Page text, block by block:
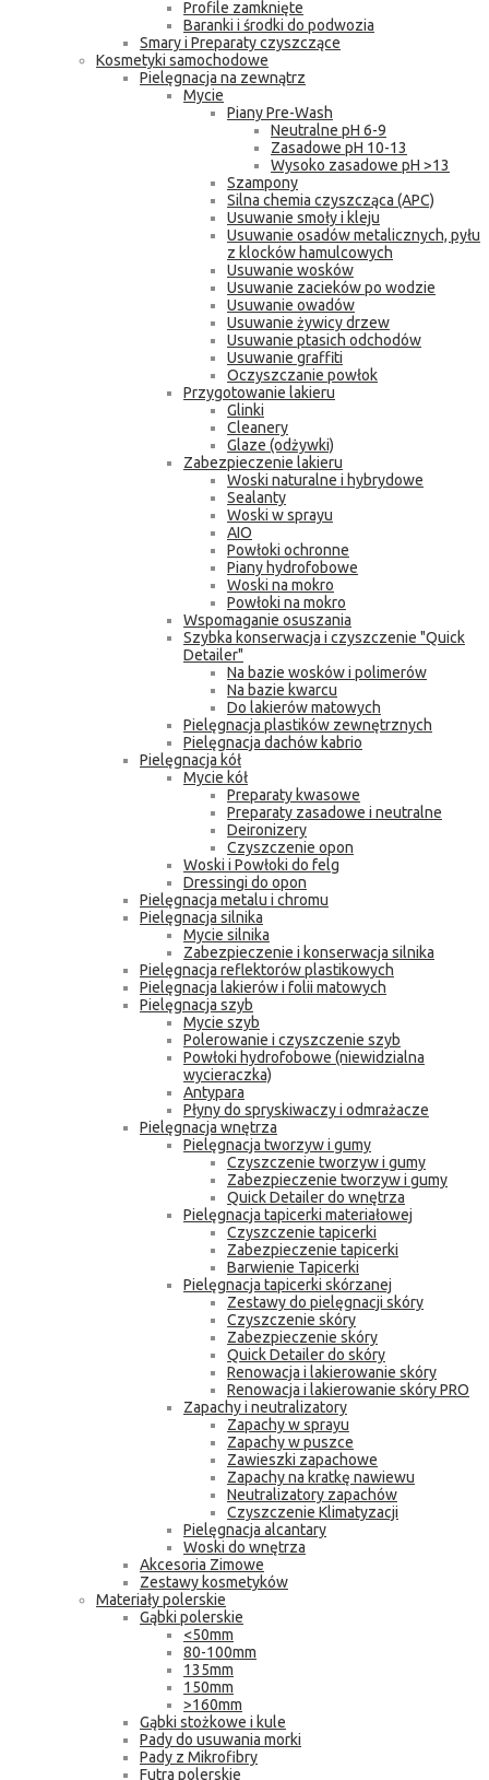
Profile zamknięte
Baranki i środki do podwozia
Smary i Preparaty czyszczące
Kosmetyki samochodowe
Pielęgnacja na zewnątrz
Mycie
Piany Pre-Wash
Neutralne pH 6-9
Zasadowe pH 10-13
Wysoko zasadowe pH >13
Szampony
Silna chemia czyszcząca (APC)
Usuwanie smoły i kleju
Usuwanie osadów metalicznych, pyłu
z klocków hamulcowych
Usuwanie wosków
Usuwanie zacieków po wodzie
Usuwanie owadów
Usuwanie żywicy drzew
Usuwanie ptasich odchodów
Usuwanie graffiti
Oczyszczanie powłok
Przygotowanie lakieru
Glinki
Cleanery
Glaze (odżywki)
Zabezpieczenie lakieru
Woski naturalne i hybrydowe
Sealanty
Woski w sprayu
AIO
Powłoki ochronne
Piany hydrofobowe
Woski na mokro
Powłoki na mokro
Wspomaganie osuszania
Szybka konserwacja i czyszczenie "Quick
Detailer"
Na bazie wosków i polimerów
Na bazie kwarcu
Do lakierów matowych
Pielęgnacja plastików zewnętrznych
Pielęgnacja dachów kabrio
Pielęgnacja kół
Mycie kół
Preparaty kwasowe
Preparaty zasadowe i neutralne
Deironizery
Czyszczenie opon
Woski i Powłoki do felg
Dressingi do opon
Pielęgnacja metalu i chromu
Pielęgnacja silnika
Mycie silnika
Zabezpieczenie i konserwacja silnika
Pielęgnacja reflektorów plastikowych
Pielęgnacja lakierów i folii matowych
Pielęgnacja szyb
Mycie szyb
Polerowanie i czyszczenie szyb
Powłoki hydrofobowe (niewidzialna
wycieraczka)
Antypara
Płyny do spryskiwaczy i odmrażacze
Pielęgnacja wnętrza
Pielęgnacja tworzyw i gumy
Czyszczenie tworzyw i gumy
Zabezpieczenie tworzyw i gumy
Quick Detailer do wnętrza
Pielęgnacja tapicerki materiałowej
Czyszczenie tapicerki
Zabezpieczenie tapicerki
Barwienie Tapicerki
Pielęgnacja tapicerki skórzanej
Zestawy do pielęgnacji skóry
Czyszczenie skóry
Zabezpieczenie skóry
Quick Detailer do skóry
Renowacja i lakierowanie skóry
Renowacja i lakierowanie skóry PRO
Zapachy i neutralizatory
Zapachy w sprayu
Zapachy w puszce
Zawieszki zapachowe
Zapachy na kratkę nawiewu
Neutralizatory zapachów
Czyszczenie Klimatyzacji
Pielęgnacja alcantary
Woski do wnętrza
Akcesoria Zimowe
Zestawy kosmetyków
Materiały polerskie
Gąbki polerskie
<50mm
80-100mm
135mm
150mm
>160mm
Gąbki stożkowe i kule
Pady do usuwania morki
Pady z Mikrofibry
Futra polerskie